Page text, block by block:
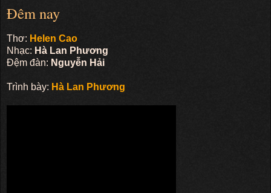
Đêm nay
Thơ: Helen Cao
Nhạc: Hà Lan Phương
Đệm đàn: Nguyễn Hải
Trình bày: Hà Lan Phương